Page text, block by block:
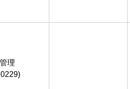
理